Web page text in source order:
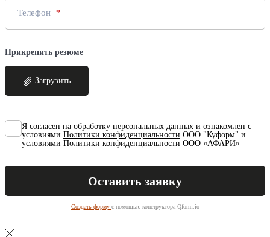
Телефон
Прикрепить резюме
Загрузить
Я согласен на обработку персональных данных и ознакомлен с
условиями Политики конфиденциальности ООО "Куформ" и
условиями Политики конфиденциальности ООО «АФАРИ»
Создать форму с помощью конструктора Qform.io